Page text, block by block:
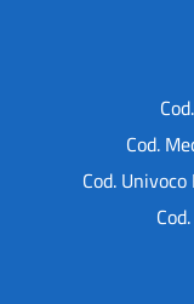
Cod.
Cod.